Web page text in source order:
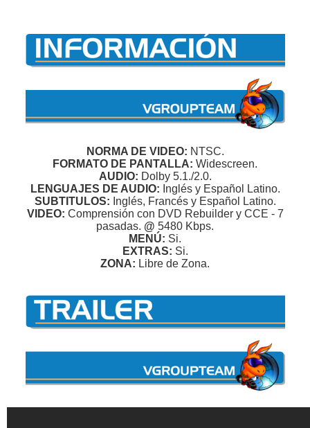
NORMA DE VIDEO: NTSC.
FORMATO DE PANTALLA: Widescreen.
AUDIO: Dolby 5.1./2.0.
LENGUAJES DE AUDIO: Inglés y Español Latino.
SUBTITULOS: Inglés, Francés y Español Latino.
VIDEO: Comprensión con DVD Rebuilder y CCE - 7
pasadas. @ 5480 Kbps.
MENÚ: Si.
EXTRAS: Si.
ZONA: Libre de Zona.